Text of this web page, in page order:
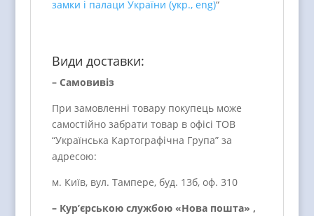
замки і палаци України (укр., eng)“
Види доставки:
– Самовивіз
При замовленні товару покупець може
самостійно забрати товар в офісі ТОВ
“Українська Картографічна Група” за
адресою:
м. Київ, вул. Тампере, буд. 13б, оф. 310
– Кур’єрською службою «Нова пошта» ,